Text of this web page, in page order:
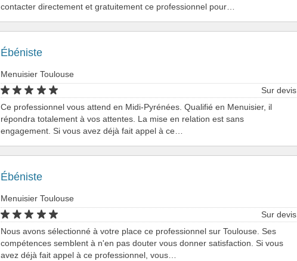
contacter directement et gratuitement ce professionnel pour…
Ébéniste
Menuisier Toulouse
Sur devis
Ce professionnel vous attend en Midi-Pyrénées. Qualifié en Menuisier, il
répondra totalement à vos attentes. La mise en relation est sans
engagement. Si vous avez déjà fait appel à ce…
Ébéniste
Menuisier Toulouse
Sur devis
Nous avons sélectionné à votre place ce professionnel sur Toulouse. Ses
compétences semblent à n'en pas douter vous donner satisfaction. Si vous
avez déjà fait appel à ce professionnel, vous…